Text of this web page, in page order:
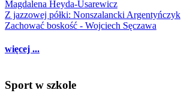
Magdalena Heyda-Usarewicz
Z jazzowej półki: Nonszalancki Argentyńczyk
Zachować boskość - Wojciech Sęczawa
więcej ...
Sport w szkole